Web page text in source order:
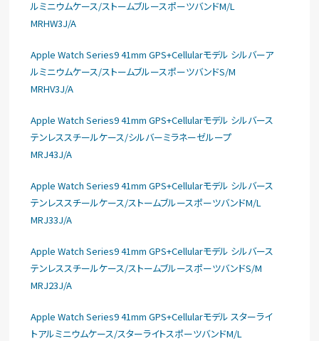
ルミニウムケース/ストームブルースポーツバンドM/L
MRHW3J/A
Apple Watch Series9 41mm GPS+Cellularモデル シルバーア
ルミニウムケース/ストームブルースポーツバンドS/M
MRHV3J/A
Apple Watch Series9 41mm GPS+Cellularモデル シルバース
テンレススチールケース/シルバーミラネーゼループ
MRJ43J/A
Apple Watch Series9 41mm GPS+Cellularモデル シルバース
テンレススチールケース/ストームブルースポーツバンドM/L
MRJ33J/A
Apple Watch Series9 41mm GPS+Cellularモデル シルバース
テンレススチールケース/ストームブルースポーツバンドS/M
MRJ23J/A
Apple Watch Series9 41mm GPS+Cellularモデル スターライ
トアルミニウムケース/スターライトスポーツバンドM/L